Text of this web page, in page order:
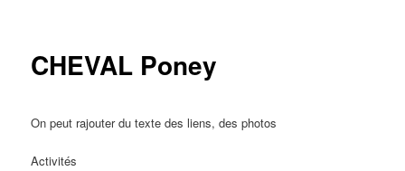
CHEVAL Poney
On peut rajouter du texte des liens, des photos
Activités